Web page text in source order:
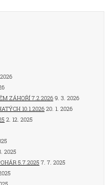
Záhoří 7.2.20269. 3. 2026
10.1.202620. 1. 2026
2. 12. 2025
2025
5.7.20257. 7. 2025